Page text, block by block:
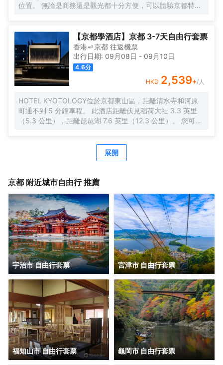
位置。 無論是商務還是觀光都十分方便，可以體驗京都特有
鳥丸酒店的設施，讓您在長期旅居中也能很好地度過，為您
的旅途增添色彩。 酒店於餐廳棟提供以京都家常菜為主、日
式西式融合的自助餐。您可以品嚐到由時令食材帶來的最天
然的味道。
【京都學酒店】京都 3-7天自由行套票
香港 京都 往返機票
出行日期: 09月08日 - 09月10日
4.6分
HKD 2,539+/人
HOTEL KYOTOLOGY位於京都東山區，距離清水寺和河原
町通不到 5 分鐘車程。 此酒店距離伏見稻荷大社 3.3 英里
（5.3 公里），距離琵琶湖 7.6 英里（12.3 公里）。 您可到
行免費招待會，您可以藉此結識其他住客。 特色服務/設施包
括快速入住、行李寄存和洗衣設施。 有 14 間客房提供冰箱
網絡，方便您與朋友保持聯繫；數碼頻道可滿足您的娛樂需
險箱和電熱水壺；如有需要，還可提供熨斗/熨板。
展開
京都 附近城市自由行 推薦
宇治市 自由行套票 宮津市 自由行套票
福知山市 自由行套票 龜岡市 自由行套票